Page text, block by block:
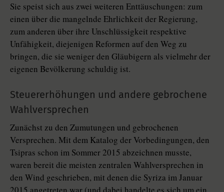
Sie speist sich aus zwei weiteren Enttäuschungen: zum
einen über die mangelnde Ehrlichkeit der Regierung,
zum anderen über ihre Unschlüssigkeit respektive
Unfähigkeit, diejenigen Reformen auf den Weg zu
bringen, die sie weniger den Gläubigern als vielmehr der
eigenen Bevölkerung schuldig ist.
Steuererhöhungen und andere gebrochene
Wahlversprechen
Zunächst zu den Zumutungen und gebrochenen
Versprechen. Mit dem Katalog der Vorbedingungen, den
Tsipras schon im Sommer 2015 abzeichnen musste,
waren bereit die meisten zentralen Wahlversprechen in
den Wind geschrieben, mit denen die Syriza im Januar